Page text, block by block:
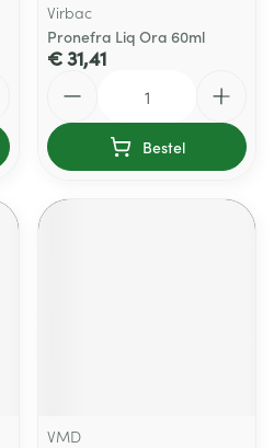
Virbac
Pronefra Liq Ora 60ml
€ 31,41
Bestel
VMD